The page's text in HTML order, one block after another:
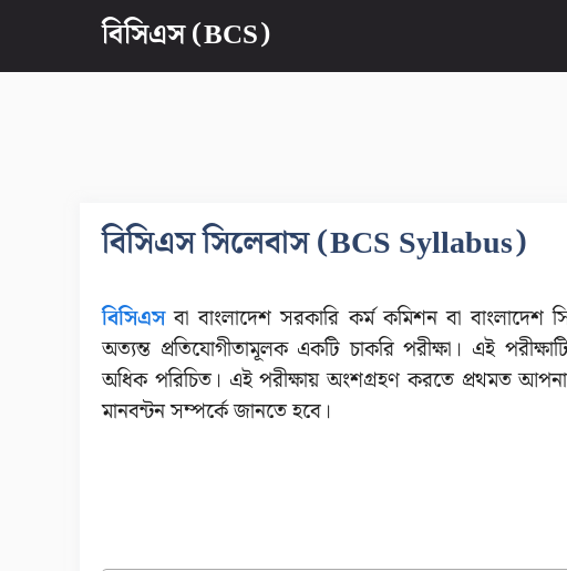
যান
বিসিএস (BCS)
বিসিএস সিলেবাস (BCS Syllabus)
বিসিএসবা বাংলাদেশ সরকারি কর্ম কমিশন বা বাংলাদেশ
অত্যন্ত প্রতিযোগীতামূলক একটি চাকরি পরীক্ষা। এই
অধিক পরিচিত। এই পরীক্ষায় অংশগ্রহণ করতে প্রথমত
মানবন্টন সম্পর্কে জানতে হবে।